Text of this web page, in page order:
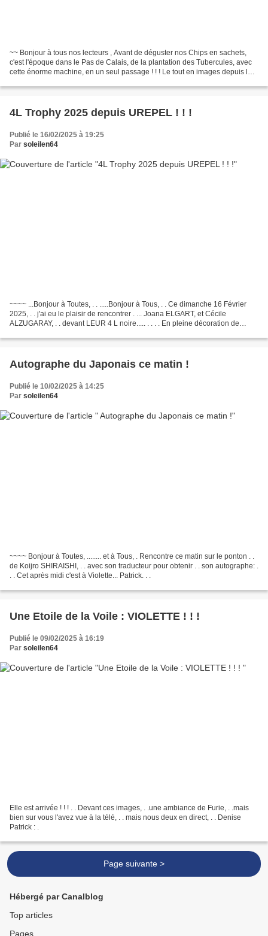
~~ Bonjour à tous nos lecteurs , Avant de déguster nos Chips en sachets,
c'est l'époque dans le Pas de Calais, de la plantation des Tubercules, avec
cette énorme machine, en un seul passage ! ! ! Le tout en images depuis le
4L Trophy 2025 depuis UREPEL ! ! !
Publié le 16/02/2025 à 19:25
Par soleilen64
~~~~ ...Bonjour à Toutes, . . .....Bonjour à Tous, . . Ce dimanche 16 Février
2025, . . j'ai eu le plaisir de rencontrer . ... Joana ELGART, et Cécile
ALZUGARAY, . . devant LEUR 4 L noire..... . . . . En pleine décoration de
Autographe du Japonais ce matin !
Publié le 10/02/2025 à 14:25
Par soleilen64
~~~~ Bonjour à Toutes, ........ et à Tous, . Rencontre ce matin sur le ponton . .
de Koijro SHIRAISHI, . . avec son traducteur pour obtenir . . son autographe: .
. . Cet après midi c'est à Violette... Patrick. . .
Une Etoile de la Voile : VIOLETTE ! ! !
Publié le 09/02/2025 à 16:19
Par soleilen64
Elle est arrivée ! ! ! . . Devant ces images, . .une ambiance de Furie, . .mais
bien sur vous l'avez vue à la télé, . . mais nous deux en direct, . . Denise
Patrick : .
Page suivante >
Hébergé par Canalblog
Top articles
Pages